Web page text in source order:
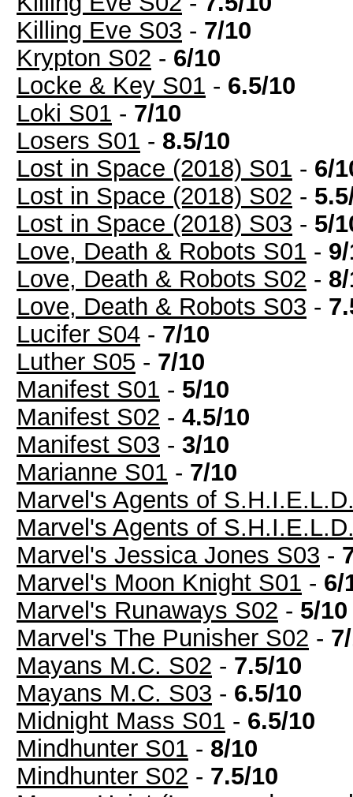
Killing Eve S03 - 7/10
Krypton S02 - 6/10
Locke & Key S01 - 6.5/10
Loki S01 - 7/10
Losers S01 - 8.5/10
Lost in Space (2018) S01 - 6/
Lost in Space (2018) S02 -
Lost in Space (2018) S03 - 5/
Love, Death & Robots S01 -
Love, Death & Robots S02 -
Love, Death & Robots S03 -
Lucifer S04 - 7/10
Luther S05 - 7/10
Manifest S01 - 5/10
Manifest S02 - 4.5/10
Manifest S03 - 3/10
Marianne S01 - 7/10
Marvel's Agents of
Marvel's Agents of
Marvel's Jessica Jones S03 -
Marvel's Moon Knight S01 - 6/
Marvel's Runaways S02 - 5/10
Marvel's The Punisher S02 -
Mayans M.C. S02 - 7.5/10
Mayans M.C. S03 - 6.5/10
Midnight Mass S01 - 6.5/10
Mindhunter S01 - 8/10
Mindhunter S02 - 7.5/10